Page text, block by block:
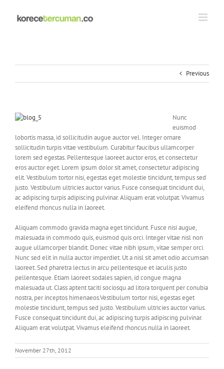
content
Previous
Nunc
euismod
lobortis massa, id sollicitudin augue auctor vel. Integer ornare
sollicitudin turpis vitae vestibulum. Curabitur faucibus ullamcorper
lorem sed egestas. Pellentesque laoreet auctor eros, et consectetur
eros auctor eget. Lorem ipsum dolor sit amet, consectetur adipiscing
elit. Vestibulum tortor nisi, egestas eget molestie tincidunt, tempus sed
justo. Vestibulum ultricies auctor varius. Fusce consequat tincidunt dui,
ac adipiscing turpis adipiscing pulvinar. Aliquam erat volutpat. Vivamus
eleifend rhoncus nulla in laoreet.
Aliquam commodo gravida magna eget tincidunt. Fusce nisi augue,
malesuada in commodo quis, euismod quis orci. Integer vitae nisl non
augue ullamcorper blandit. Donec vitae nibh ipsum, vitae semper orci.
Nunc sed elit in nulla auctor imperdiet. Ut a nisl sit amet odio accumsan
laoreet. Sed pharetra lectus in arcu pellentesque et iaculis justo
pellentesque. Etiam laoreet sodales sapien, id congue magna
malesuada ut. Class aptent taciti sociosqu ad litora torquent per conubia
nostra, per inceptos himenaeos.Vestibulum tortor nisi, egestas eget
molestie tincidunt, tempus sed justo. Vestibulum ultricies auctor varius.
Fusce consequat tincidunt dui, ac adipiscing turpis adipiscing pulvinar.
Aliquam erat volutpat. Vivamus eleifend rhoncus nulla in laoreet.
November 27th, 2012